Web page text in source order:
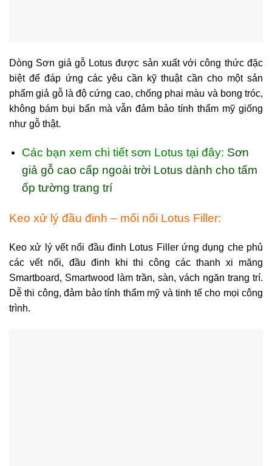
Dòng Sơn giả gỗ Lotus được sản xuất với công thức đặc
biệt để đáp ứng các yêu cần kỹ thuật cần cho một sản
phẩm giả gỗ là độ cứng cao, chống phai màu và bong tróc,
không bám bụi bẩn mà vẫn đảm bảo tính thẩm mỹ giống
như gỗ thật.
Các bạn xem chi tiết sơn Lotus tại đây: Sơn
giả gỗ cao cấp ngoài trời Lotus dành cho tấm
ốp tường trang trí
Keo xử lý đầu đinh – mối nối Lotus Filler:
Keo xử lý vết nối đầu đinh Lotus Filler ứng dụng che phủ
các vết nối, đầu đinh khi thi công các thanh xi măng
Smartboard, Smartwood làm trần, sàn, vách ngăn trang trí.
Dễ thi công, đảm bảo tính thẩm mỹ và tinh tế cho mọi công
trình.